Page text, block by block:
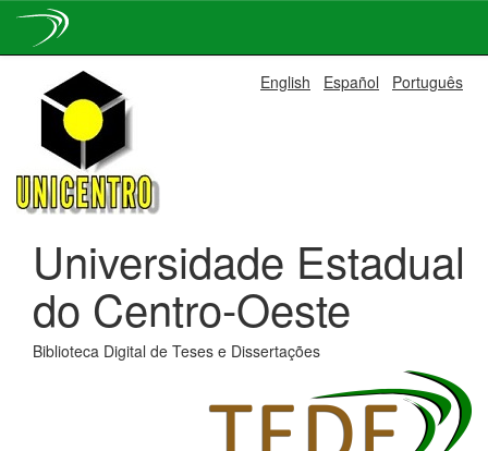
navigation
English Español Português
Universidade Estadual
do Centro-Oeste
Biblioteca Digital de Teses e Dissertações